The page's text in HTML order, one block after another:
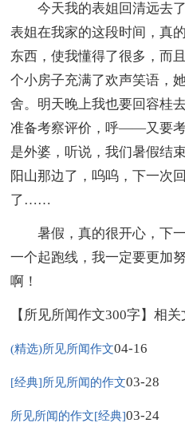
今天我的表姐回清远去了
表姐在我家的这段时间，真
东西，使我懂得了很多，而
个小房子充满了欢声笑语，
舍。明天晚上我也要回容桂
准备考察评价，呼——又要
是外婆，听说，我们暑假结
阳山那边了，呜呜，下一次
了……
暑假，真的很开心，下一
一个起跑线，我一定要更加
啊！
【所见所闻作文300字】相关
(精选)所见所闻作文04-16
[经典]所见所闻的作文03-28
所见所闻的作文[经典]03-24